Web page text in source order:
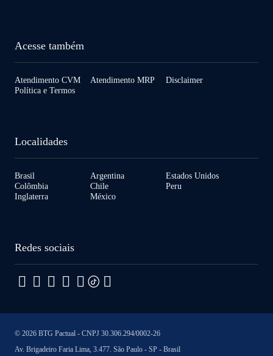
Acesse também
Atendimento CVM Atendimento MRP
Disclaimer
Política e Termos
Localidades
Brasil Argentina
Estados Unidos
Colômbia
Chile
Peru
Inglaterra
México
Redes sociais
© 2026 BTG Pactual - CNPJ 30.306.294/0002-26
Av. Brigadeiro Faria Lima, 3.477. São Paulo - SP - Brasil